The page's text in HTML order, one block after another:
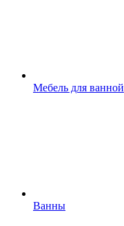
Мебель для ванной
Ванны